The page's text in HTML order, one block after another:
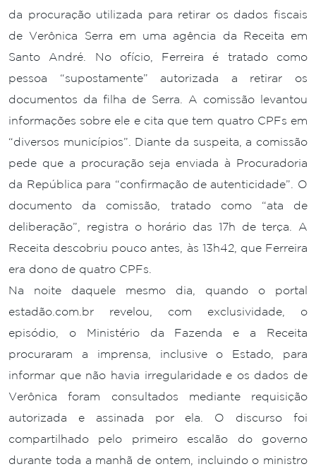
da procuração utilizada para retirar os dados fiscais
de Verônica Serra em uma agência da Receita em
Santo André. No ofício, Ferreira é tratado como
pessoa “supostamente” autorizada a retirar os
documentos da filha de Serra. A comissão levantou
informações sobre ele e cita que tem quatro CPFs em
“diversos municípios”. Diante da suspeita, a comissão
pede que a procuração seja enviada à Procuradoria
da República para “confirmação de autenticidade”. O
documento da comissão, tratado como “ata de
deliberação”, registra o horário das 17h de terça. A
Receita descobriu pouco antes, às 13h42, que Ferreira
era dono de quatro CPFs.
Na noite daquele mesmo dia, quando o portal
estadão.com.br revelou, com exclusividade, o
episódio, o Ministério da Fazenda e a Receita
procuraram a imprensa, inclusive o Estado, para
informar que não havia irregularidade e os dados de
Verônica foram consultados mediante requisição
autorizada e assinada por ela. O discurso foi
compartilhado pelo primeiro escalão do governo
durante toda a manhã de ontem, incluindo o ministro